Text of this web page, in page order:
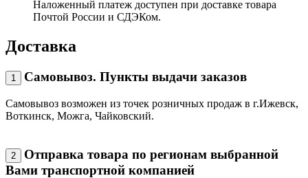
Наложенный платеж доступен при доставке товара
Почтой России и СДЭКом.
Доставка
1 Самовывоз. Пункты выдачи заказов
Самовывоз возможен из точек розничных продаж в г.Ижевск,
Воткинск, Можга, Чайковский.
2
Отправка товара по регионам выбранной
Вами транспортной компанией